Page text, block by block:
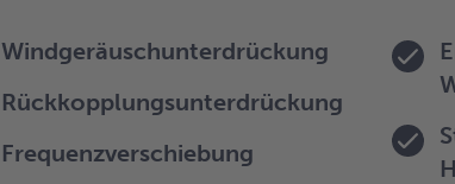
Windgeräuschunterdrückung
Rückkopplungsunterdrückung
Frequenzverschiebung